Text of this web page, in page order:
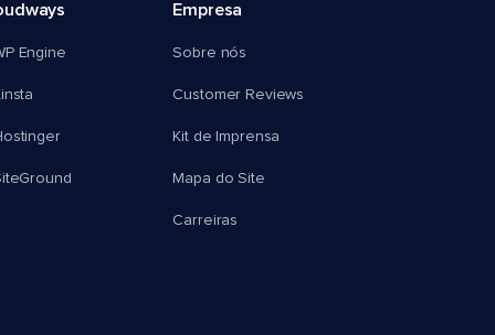
Engine
Empresa
Sobre nós
Customer Reviews
Kit de Imprensa
Mapa do Site
Carreiras